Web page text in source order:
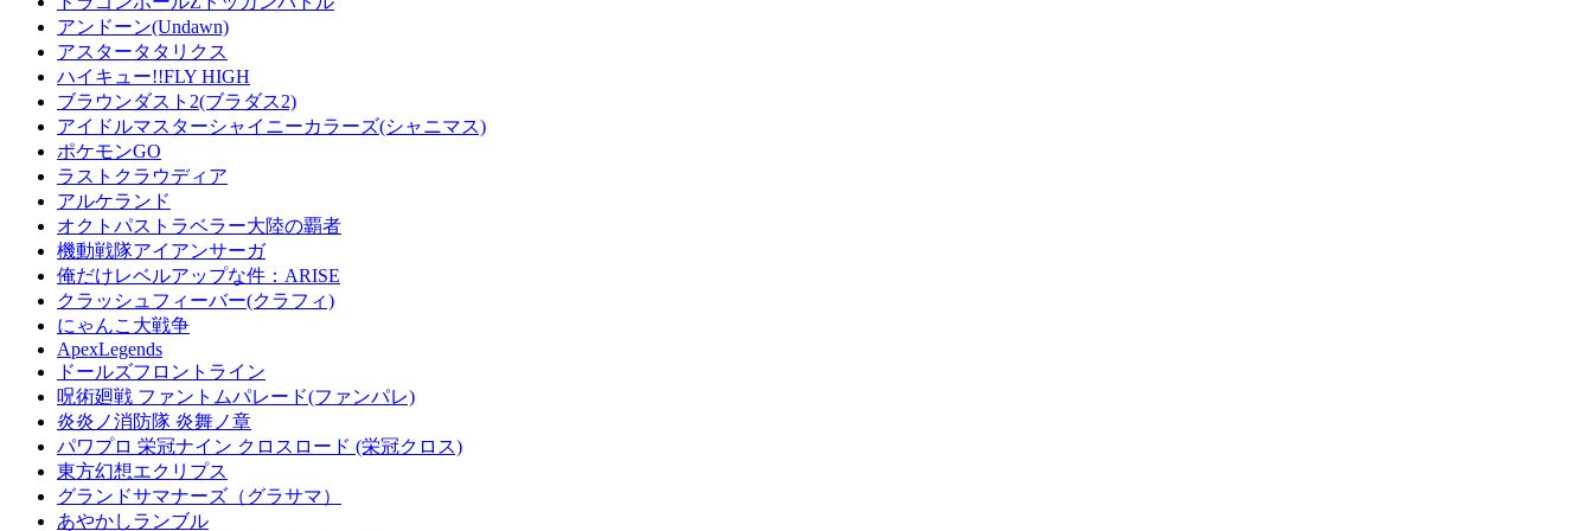
アンドーン(Undawn)
アスタータタリクス
ハイキュー!!FLY HIGH
ブラウンダスト2(ブラダス2)
アイドルマスターシャイニーカラーズ(シャニマス)
ポケモンGO
ラストクラウディア
アルケランド
オクトパストラベラー大陸の覇者
機動戦隊アイアンサーガ
俺だけレベルアップな件：ARISE
クラッシュフィーバー(クラフィ)
にゃんこ大戦争
ApexLegends
ドールズフロントライン
呪術廻戦 ファントムパレード(ファンパレ)
炎炎ノ消防隊 炎舞ノ章
パワプロ 栄冠ナイン クロスロード (栄冠クロス)
東方幻想エクリプス
グランドサマナーズ（グラサマ）
あやかしランブル